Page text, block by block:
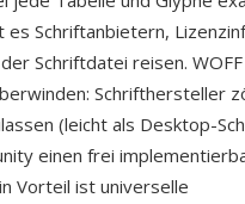
Schriftanbietern,
Schriftdatei reisen.
Schrifthersteller
(leicht als Desktop-
einen frei
Vorteil ist universelle